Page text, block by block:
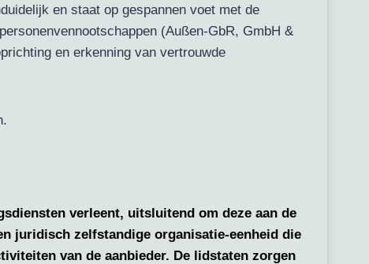
en staat op gespannen voet met de
(Außen-GbR, GmbH &
en erkenning van vertrouwde
verleent, uitsluitend om deze aan de
juridisch zelfstandige organisatie-eenheid die
van de aanbieder. De lidstaten zorgen